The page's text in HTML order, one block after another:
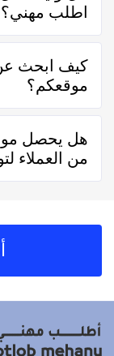
عمل مستعجل أم
اطلب مهني؟
نعم ونيت نقل
التعامل فكل
حقيقيين وهذا
كيف ابحث
موقعكم؟
يُمكنك البحث
خلال تحديد
إليك والأفضل
الفنيين
هل يحصل
من العملاء